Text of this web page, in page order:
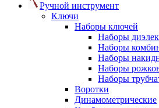
Ручной инструмент
Ключи
Наборы ключей
Наборы
Наборы
Наборы
Наборы
Наборы
Воротки
Динамометрические